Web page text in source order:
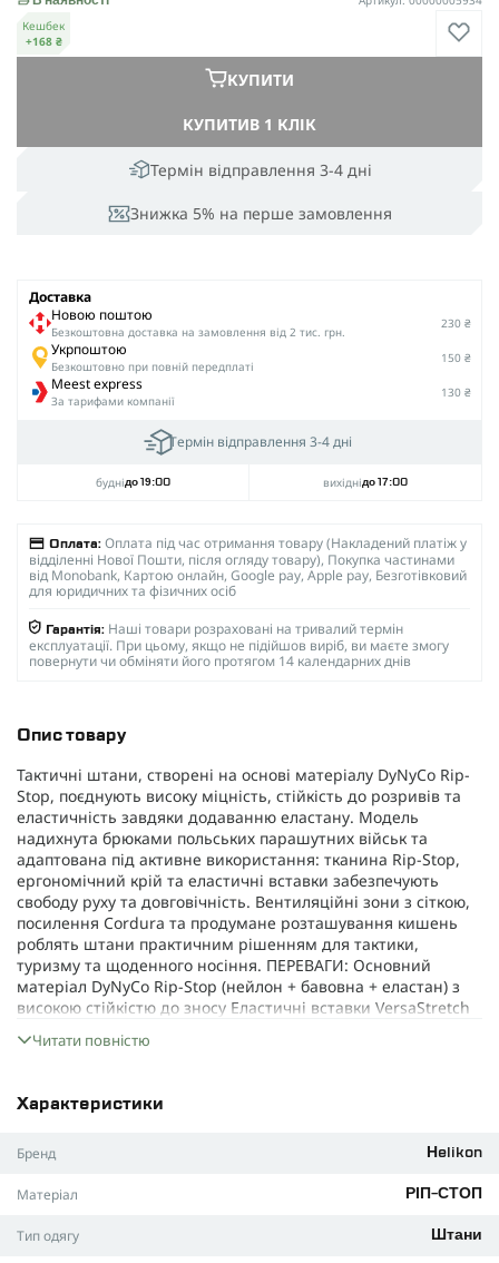
Термін відправлення 3-4 дні
Знижка 5% на перше замовлення
КУПИТИВ 1 КЛІК
КУПИТИ
Кешбек
+168 ₴
Доставка
Новою поштою
Безкоштовна доставка на замовлення від 2 тис. грн.
230 ₴
Укрпоштою
Безкоштовно при повній передплаті
150 ₴
Meest express
За тарифами компанії
130 ₴
Термін відправлення 3-4 дні
буднідо 19:00 вихіднідо 17:00
Оплата: Оплата під час отримання товару (Накладений платіж у
відділенні Нової Пошти, після огляду товару), Покупка частинами
від Monobank, Картою онлайн, Google pay, Apple pay, Безготівковий
для юридичних та фізичних осіб
Гарантія: Наші товари розраховані на тривалий термін
експлуатації. При цьому, якщо не підійшов виріб, ви маєте змогу
повернути чи обміняти його протягом 14 календарних днів
Опис товару
Тактичні штани, створені на основі матеріалу DyNyCo Rip-
Stop, поєднують високу міцність, стійкість до розривів та
еластичність завдяки додаванню еластану. Модель
надихнута брюками польських парашутних військ та
адаптована під активне використання: тканина Rip-Stop,
ергономічний крій та еластичні вставки забезпечують
свободу руху та довговічність. Вентиляційні зони з сіткою,
посилення Cordura та продумане розташування кишень
роблять штани практичним рішенням для тактики,
туризму та щоденного носіння. ПЕРЕВАГИ: Основний
матеріал DyNyCo Rip-Stop (нейлон + бавовна + еластан) з
високою стійкістю до зносу Еластичні вставки VersaStretch
колінах з Cordura 500D Вентиляційні блискавки з боків із
включаючи cargo та кишені на литках Укріплені краї
кишень для ножа чи мультитула Регульований пояс на
ХАРАКТЕРИСТИКИ: Матеріал: DyNyCo (49% нейлон, 48%
Посилення: Cordura 500D на колінах Кількість кишень: 12
Регулювання низу штанин: липучки Velcro
Читати повністю
Характеристики
Бренд Helikon
Матеріал РІП-СТОП
Тип одягу Штани